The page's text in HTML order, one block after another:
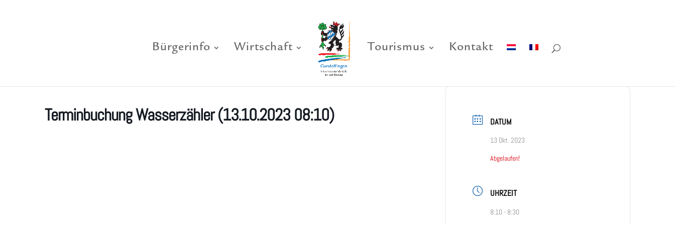
Bürgerinfo Wirtschaft Tourismus Kontakt
Terminbuchung Wasserzähler (13.10.2023 08:10) DATUM
13 Okt. 2023
Abgelaufen!
UHRZEIT
8:10 - 8:30